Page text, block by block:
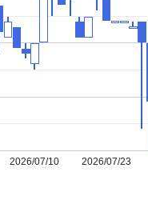
2026/07/10 2026/07/23